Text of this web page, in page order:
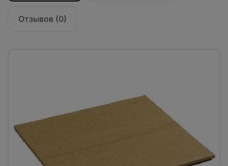
Отзывов (0)